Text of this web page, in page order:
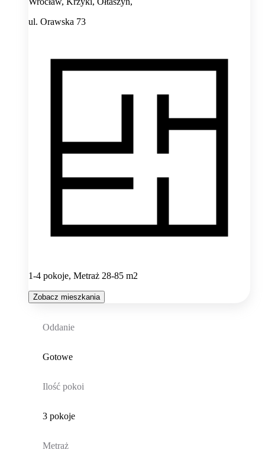
ul. Orawska 73
1-4 pokoje, Metraż 28-85 m2
Zobacz mieszkania
Oddanie
Gotowe
Ilość pokoi
3 pokoje
Metraż